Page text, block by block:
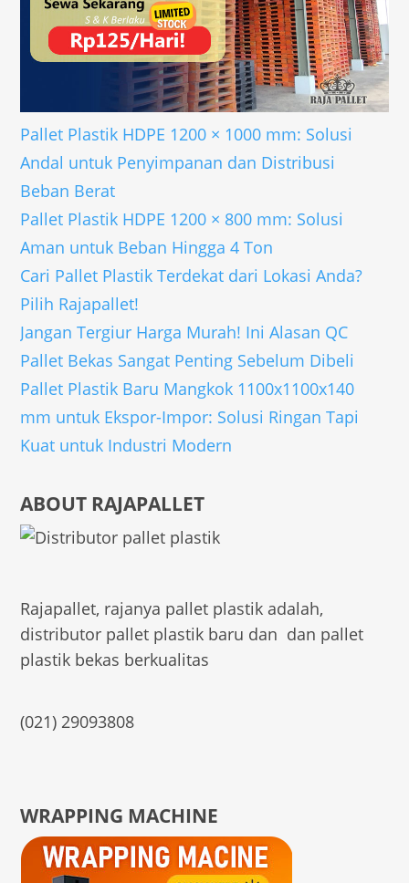
Pallet Plastik HDPE 1200 × 1000 mm: Solusi
Andal untuk Penyimpanan dan Distribusi
Beban Berat
Pallet Plastik HDPE 1200 × 800 mm: Solusi
Aman untuk Beban Hingga 4 Ton
Cari Pallet Plastik Terdekat dari Lokasi Anda?
Pilih Rajapallet!
Jangan Tergiur Harga Murah! Ini Alasan QC
Pallet Bekas Sangat Penting Sebelum Dibeli
Pallet Plastik Baru Mangkok 1100x1100x140
mm untuk Ekspor-Impor: Solusi Ringan Tapi
Kuat untuk Industri Modern
ABOUT RAJAPALLET
Rajapallet, rajanya pallet plastik adalah,
distributor pallet plastik baru dan dan pallet
plastik bekas berkualitas
(021) 29093808
WRAPPING MACHINE